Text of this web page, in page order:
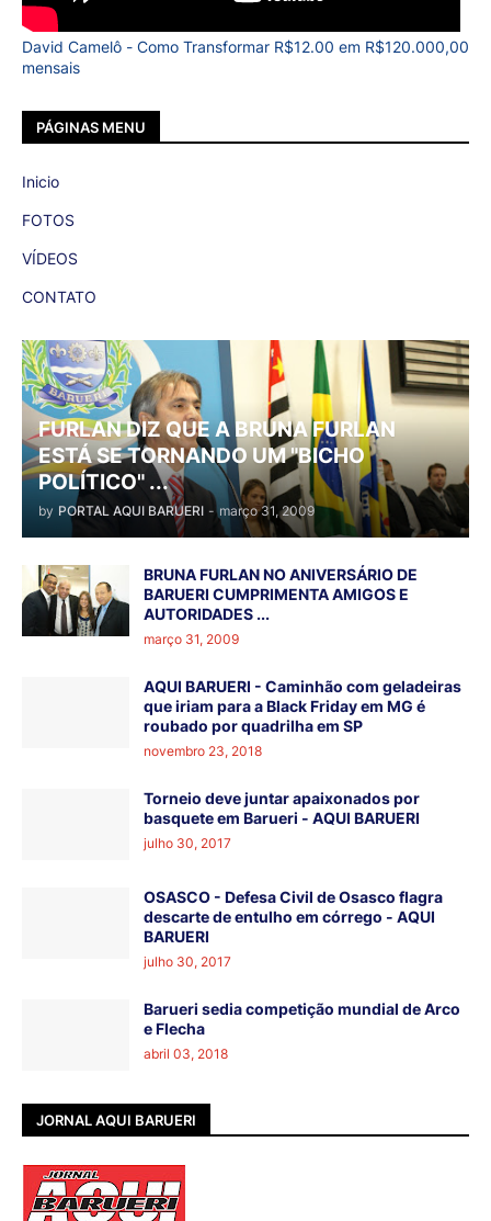
David Camelô - Como Transformar R$12.00 em R$120.000,00
mensais
PÁGINAS MENU
Inicio
FOTOS
VÍDEOS
CONTATO
FURLAN DIZ QUE A BRUNA FURLAN
ESTÁ SE TORNANDO UM "BICHO
POLÍTICO" ...
by PORTAL AQUI BARUERI - março 31, 2009
BRUNA FURLAN NO ANIVERSÁRIO DE
BARUERI CUMPRIMENTA AMIGOS E
AUTORIDADES ...
março 31, 2009
AQUI BARUERI - Caminhão com geladeiras
que iriam para a Black Friday em MG é
roubado por quadrilha em SP
novembro 23, 2018
Torneio deve juntar apaixonados por
basquete em Barueri - AQUI BARUERI
julho 30, 2017
OSASCO - Defesa Civil de Osasco flagra
descarte de entulho em córrego - AQUI
BARUERI
julho 30, 2017
Barueri sedia competição mundial de Arco
e Flecha
abril 03, 2018
JORNAL AQUI BARUERI